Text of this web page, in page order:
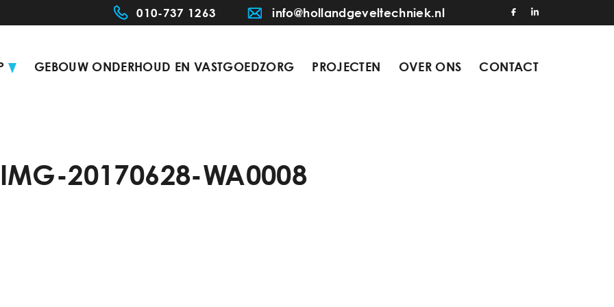
010-737 1263 info@hollandgeveltechniek.nl
GEBOUW ONDERHOUD EN VASTGOEDZORG PROJECTEN OVER ONS CONTACT
IMG-20170628-WA0008